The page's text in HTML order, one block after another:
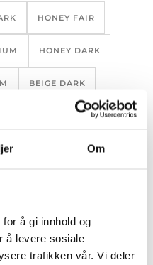
Om
å gi innhold og
å levere sosiale
trafikken vår. Vi deler
HONEY FAIR
HONEY DARK
BEIGE DARK
DARK TAWNY LIGHT
LIGHT